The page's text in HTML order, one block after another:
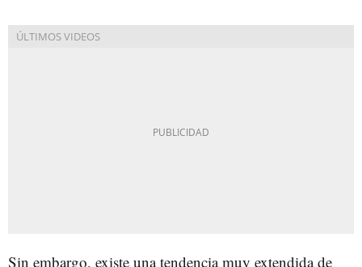
Sin embargo, existe una tendencia muy extendida de